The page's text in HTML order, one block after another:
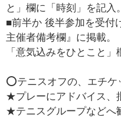
と」欄に「時刻」を記入。
■前半か 後半参加を受付
主催者備考欄』に掲載。
「意気込みをひとこと
⭕テニスオフの、エチケ
★プレーにアドバイス、
★テニスグループなどへ